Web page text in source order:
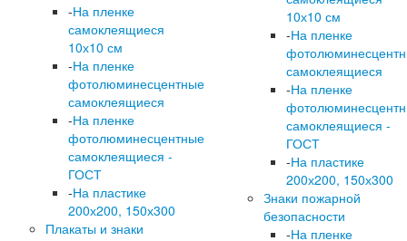
-На пленке
самоклеящиеся
10х10 см
-На пленке
фотолюминесцентные
самоклеящиеся
-На пленке
фотолюминесцентные
самоклеящиеся -
ГОСТ
-На пластике
200х200, 150х300
Плакаты и знаки
10х10 см
-На пленке
самоклеящиеся
-На пленке
самоклеящиеся -
ГОСТ
-На пластике
200х200, 150х300
Знаки пожарной
безопасности
-На пленке